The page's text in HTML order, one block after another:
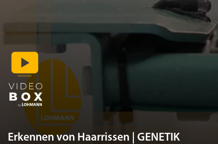
Erkennen von Haarrissen | GENETIK